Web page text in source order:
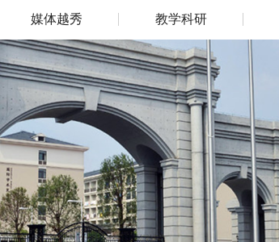
媒体越秀 教学科研